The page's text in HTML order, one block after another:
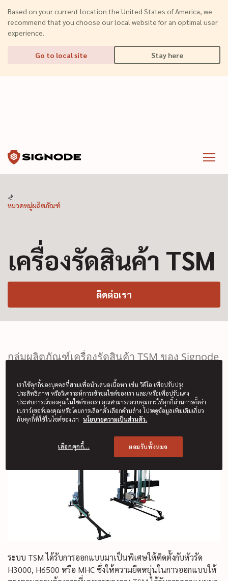
Based on your current location the United States of America, we
recommend that you choose our local website for an optimal user
experience.
Go to local site Stay here
หมวดหมู่ผลิตภัณฑ์
เครื่องรัดสินค้า TSM
ติดต่อเรา
กลุ่มผลิตภัณฑ์เครื่องรัดสินค้า TSM ของ Signode
อุตสาหกรรมก่อสร้าง
ระบบ TSM ได้รับการออกแบบมาเป็นพิเศษให้ติดตั้งกับหัวรัด
H3000, H6500 หรือ MHC ซึ่งให้ความยืดหยุ่นในการออกแบบให้
เราใช้คุกกี้ของบุคคลที่สามเพื่อนำเสนอเนื้อหา เช่น วิดีโอ เพื่อปรับปรุง
ประสิทธิภาพ หรือวิเคราะห์การเข้าชมไซต์ของเรา และ/หรือเพื่อปรับแต่ง
ประสบการณ์ของคุณในไซต์ของเรา คุณสามารถควบคุมการใช้คุกกี้ผ่านการตั้งค่า
เบราว์เซอร์ของคุณหรือโดยการเลือกตัวเลือกด้านล่าง โปรดดูข้อมูลเพิ่มเติมเกี่ยว
กับคุกกี้ที่ใช้ในไซต์ของเรา
นโยบายความเป็นส่วนตัว.
เลือกคุกกี้... ยอมรับทั้งหมด